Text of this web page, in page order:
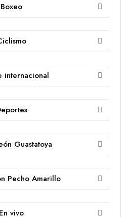
Boxeo
internacional
Guastatoya
Pecho Amarillo
En vivo